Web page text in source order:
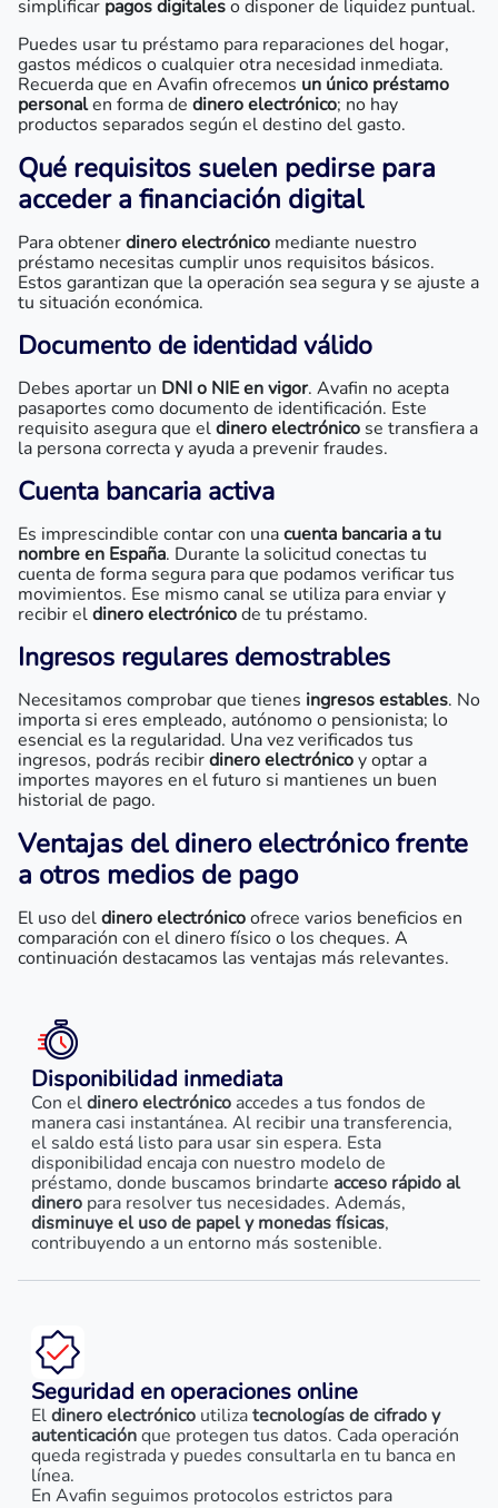
simplificar pagos digitaleso disponer de liquidez puntual.
Puedes usar tu préstamo para reparaciones del hogar,
gastos médicos o cualquier otra necesidad inmediata.
Recuerda que en Avafin ofrecemos un único préstamo
personalen forma de dinero electrónico; no hay
productos separados según el destino del gasto.
Qué requisitos suelen pedirse para
acceder a financiación digital
Para obtenerdinero electrónico mediante nuestro
préstamo necesitas cumplir unos requisitos básicos.
Estos garantizan que la operación sea segura y se ajuste a
tu situación económica.
Documento de identidad válido
Debes aportar un DNI o NIE en vigor. Avafin no acepta
pasaportes como documento de identificación. Este
requisito asegura que eldinero electrónico se transfiera a
la persona correcta y ayuda a prevenir fraudes.
Cuenta bancaria activa
Es imprescindible contar con unacuenta bancaria a tu
nombre en España. Durante la solicitud conectas tu
cuenta de forma segura para que podamos verificar tus
movimientos. Ese mismo canal se utiliza para enviar y
recibir eldinero electrónicode tu préstamo.
Ingresos regulares demostrables
Necesitamos comprobar que tienes ingresos estables. No
importa si eres empleado, autónomo o pensionista; lo
esencial es la regularidad. Una vez verificados tus
ingresos, podrás recibirdinero electrónicoy optar a
importes mayores en el futuro si mantienes un buen
historial de pago.
Ventajas del dinero electrónico frente
a otros medios de pago
El uso deldinero electrónicoofrece varios beneficios en
comparación con el dinero físico o los cheques. A
continuación destacamos las ventajas más relevantes.
Disponibilidad inmediata
Con eldinero electrónico accedes a tus fondos de
manera casi instantánea. Al recibir una transferencia,
el saldo está listo para usar sin espera. Esta
disponibilidad encaja con nuestro modelo de
préstamo, donde buscamos brindarte acceso rápido al
dinero para resolver tus necesidades. Además,
disminuye el uso de papel y monedas físicas,
contribuyendo a un entorno más sostenible.
Seguridad en operaciones online
Eldinero electrónico utilizatecnologías de cifrado y
autenticaciónque protegen tus datos. Cada operación
queda registrada y puedes consultarla en tu banca en
línea.
En Avafin seguimos protocolos estrictos para